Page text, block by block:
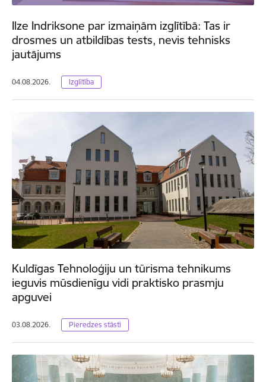
Ilze Indriksone par izmaiņām izglītībā: Tas ir
drosmes un atbildības tests, nevis tehnisks
jautājums
04.08.2026. Izglītība
Kuldīgas Tehnoloģiju un tūrisma tehnikums
ieguvis mūsdienīgu vidi praktisko prasmju
apguvei
03.08.2026. Pieredzes stāsti